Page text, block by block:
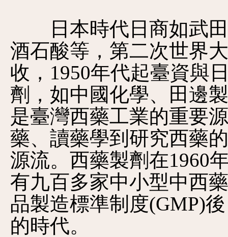
日本時代日商如武田
酒石酸等，第二次世界
收，1950年代起臺資與
劑，如中國化學、田邊
是臺灣西藥工業的重要
藥、讀藥學到研究西藥
源流。西藥製劑在1960
有九百多家中小型中西
品製造標準制度(GMP)
的時代。